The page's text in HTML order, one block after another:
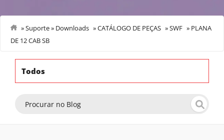
»Suporte» Downloads »CATÁLOGO DE PEÇAS »SWF » PLANA
DE 12 CAB SB
Todos